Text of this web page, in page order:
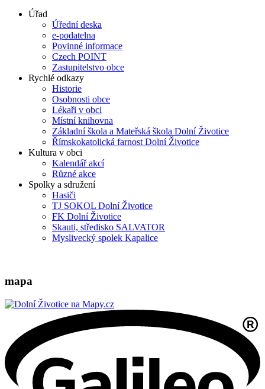
Úřad
Úřední deska
e-podatelna
Povinné informace
Czech POINT
Zastupitelstvo obce
Rychlé odkazy
Historie
Osobnosti obce
Lékaři v obci
Místní knihovna
Základní škola a Mateřská škola Dolní Životice
Římskokatolická farnost Dolní Životice
Kultura v obci
Kalendář akcí
Různé akce
Spolky a sdružení
Hasiči
TJ SOKOL Dolní Životice
FK Dolní Životice
Skauti, středisko SALVATOR
Myslivecký spolek Kapalice
mapa